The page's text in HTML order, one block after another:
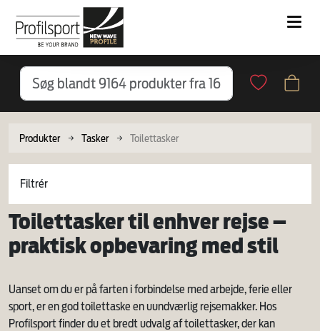
Produkter Tasker Toilettasker
Filtrér
Toilettasker til enhver rejse –
praktisk opbevaring med stil
Uanset om du er på farten i forbindelse med arbejde, ferie eller
sport, er en god toilettaske en uundværlig rejsemakker. Hos
Profilsport finder du et bredt udvalg af toilettasker, der kan